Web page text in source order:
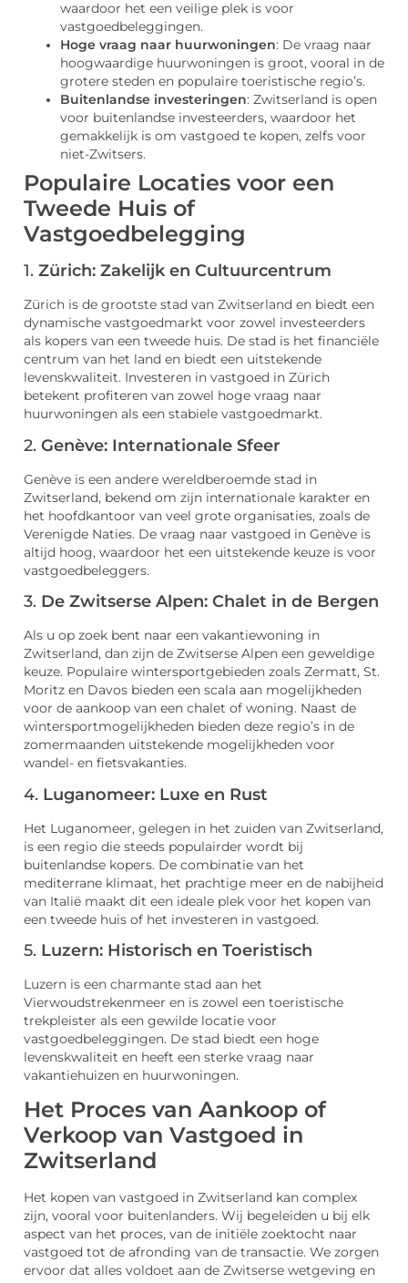
waardoor het een veilige plek is voor
vastgoedbeleggingen.
Hoge vraag naar huurwoningen: De vraag naar
hoogwaardige huurwoningen is groot, vooral in de
grotere steden en populaire toeristische regio’s.
Buitenlandse investeringen: Zwitserland is open
voor buitenlandse investeerders, waardoor het
gemakkelijk is om vastgoed te kopen, zelfs voor
niet-Zwitsers.
Populaire Locaties voor een
Tweede Huis of
Vastgoedbelegging
1. Zürich: Zakelijk en Cultuurcentrum
Zürich is de grootste stad van Zwitserland en biedt een
dynamische vastgoedmarkt voor zowel investeerders
als kopers van een tweede huis. De stad is het financiële
centrum van het land en biedt een uitstekende
levenskwaliteit. Investeren in vastgoed in Zürich
betekent profiteren van zowel hoge vraag naar
huurwoningen als een stabiele vastgoedmarkt.
2. Genève: Internationale Sfeer
Genève is een andere wereldberoemde stad in
Zwitserland, bekend om zijn internationale karakter en
het hoofdkantoor van veel grote organisaties, zoals de
Verenigde Naties. De vraag naar vastgoed in Genève is
altijd hoog, waardoor het een uitstekende keuze is voor
vastgoedbeleggers.
3. De Zwitserse Alpen: Chalet in de Bergen
Als u op zoek bent naar een vakantiewoning in
Zwitserland, dan zijn de Zwitserse Alpen een geweldige
keuze. Populaire wintersportgebieden zoals Zermatt, St.
Moritz en Davos bieden een scala aan mogelijkheden
voor de aankoop van een chalet of woning. Naast de
wintersportmogelijkheden bieden deze regio’s in de
zomermaanden uitstekende mogelijkheden voor
wandel- en fietsvakanties.
4. Luganomeer: Luxe en Rust
Het Luganomeer, gelegen in het zuiden van Zwitserland,
is een regio die steeds populairder wordt bij
buitenlandse kopers. De combinatie van het
mediterrane klimaat, het prachtige meer en de nabijheid
van Italië maakt dit een ideale plek voor het kopen van
een tweede huis of het investeren in vastgoed.
5. Luzern: Historisch en Toeristisch
Luzern is een charmante stad aan het
Vierwoudstrekenmeer en is zowel een toeristische
trekpleister als een gewilde locatie voor
vastgoedbeleggingen. De stad biedt een hoge
levenskwaliteit en heeft een sterke vraag naar
vakantiehuizen en huurwoningen.
Het Proces van Aankoop of
Verkoop van Vastgoed in
Zwitserland
Het kopen van vastgoed in Zwitserland kan complex
zijn, vooral voor buitenlanders. Wij begeleiden u bij elk
aspect van het proces, van de initiële zoektocht naar
vastgoed tot de afronding van de transactie. We zorgen
ervoor dat alles voldoet aan de Zwitserse wetgeving en